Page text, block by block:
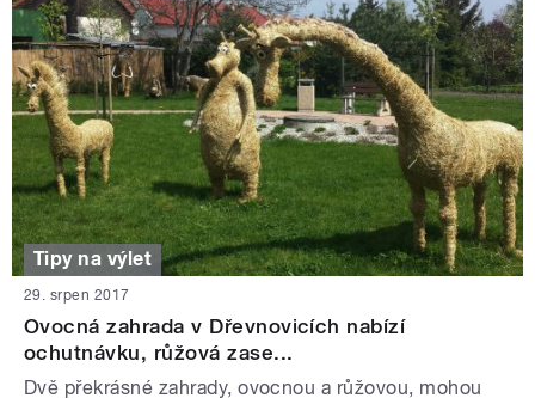
Tipy na výlet
29. srpen 2017
Ovocná zahrada v Dřevnovicích nabízí
ochutnávku, růžová zase...
Dvě překrásné zahrady, ovocnou a růžovou, mohou